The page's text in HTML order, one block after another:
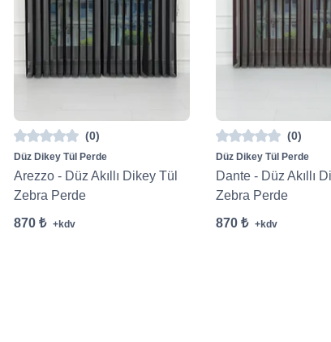
(0)
Düz Dikey Tül Perde
Arezzo - Düz Akıllı Dikey Tül
Zebra Perde
870 ₺
+kdv
(0)
Düz Dikey Tül Perde
Dante - Düz Akıllı
Zebra Perde
870 ₺ +kdv